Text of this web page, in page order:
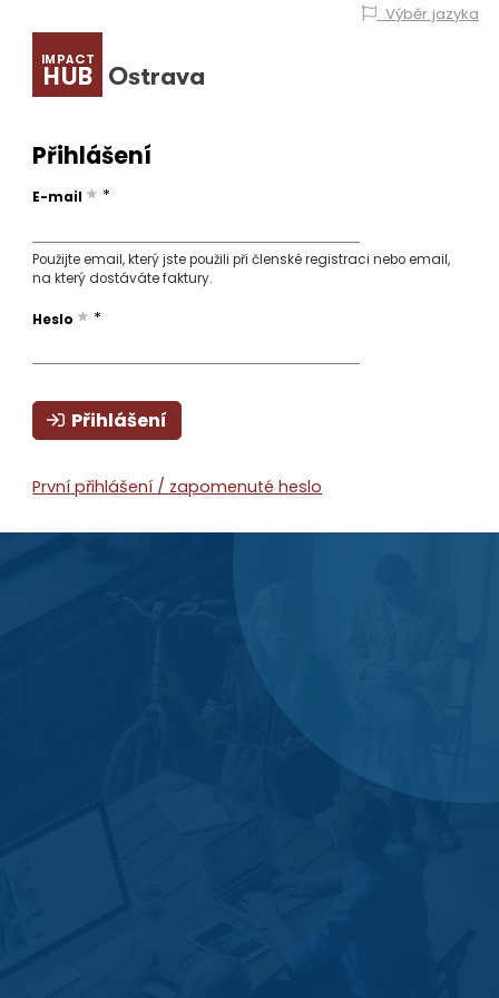
Výběr jazyka
IMPACT
HUB Ostrava
Přihlášení
E-mail *
Použijte email, který jste použili při členské registraci nebo email,
na který dostáváte faktury.
Heslo *
Přihlášení
První přihlášení / zapomenuté heslo